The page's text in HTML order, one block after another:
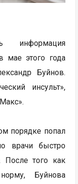
информация
мае этого года
Буйнов.
инсульт»,
порядке попал
врачи быстро
После того как
Буйнова